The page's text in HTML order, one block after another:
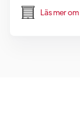
Läs mer om